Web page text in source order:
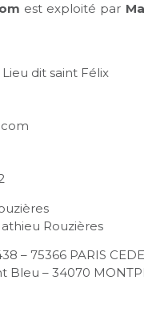
est exploité par
dit saint Félix
Rouzières
– 75366 PARIS
Bleu – 34070